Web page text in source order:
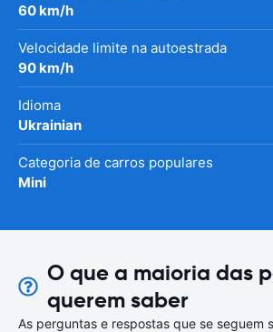
60 km/h
Velocidade limite na autoestrada
90 km/h
Idioma
Ukrainian
Categoria de carros populares
Mini
O que a maioria das
querem saber
As perguntas e respostas que se seguem